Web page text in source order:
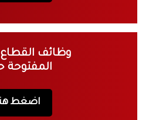
وظائف
المفتوحة
اضغط